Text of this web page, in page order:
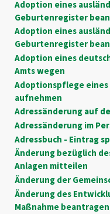
Adoption eines
Geburtenregister
Adoption eines
Geburtenregister
Adoption eines
Amts wegen
Adoptionspflege
aufnehmen
Adressänderung auf
Adressänderung im
Adressbuch - Eintrag
Änderung bezüglich
Anlagen mitteilen
Änderung der
Änderung des
Maßnahme beantragen